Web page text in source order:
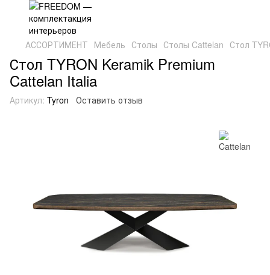
АССОРТИМЕНТ Мебель Столы Столы Cattelan Стол
Стол TYRON Keramik Premium
Cattelan Italia
Артикул: Tyron Оставить отзыв